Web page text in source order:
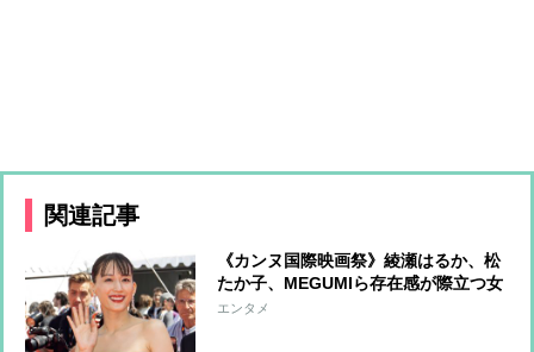
関連記事
《カンヌ国際映画祭》綾瀬はるか、松
たか子、MEGUMIら存在感が際立つ女
優たちのファッションをチェック
エンタメ